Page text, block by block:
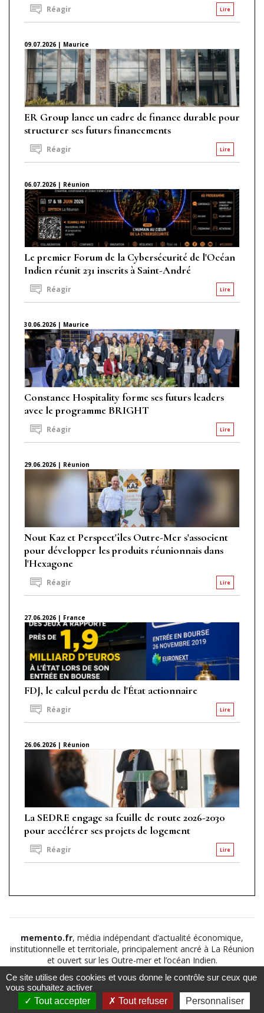
Lire
Réagir
09.07.2026 | Maurice
ER Group lance un cadre de finance durable pour
structurer ses futurs financements
Lire
Réagir
06.07.2026 | Réunion
Le premier Forum de la Cybersécurité de l'Océan
Indien réunit 231 inscrits à Saint-André
Lire
Réagir
30.06.2026 | Maurice
Constance Hospitality forme ses futurs leaders
avec le programme BRIGHT
Lire
Réagir
29.06.2026 | Réunion
Nout Kaz et Perspect'îles Outre-Mer s'associent
pour développer les produits réunionnais dans
l'Hexagone
Lire
Réagir
27.06.2026 | France
FDJ, le calcul perdu de l'État actionnaire
Lire
Réagir
26.06.2026 | Réunion
La SEDRE engage sa feuille de route 2026-2030
pour accélérer ses projets de logement
Lire
Réagir
memento.fr, média indépendant d’actualité économique,
institutionnelle et territoriale, principalement ancré à La Réunion
et ouvert sur les Outre-mer et l’océan Indien.
©2026
Mémento
Suivez nous sur Notice légale
Politique de
confidentialité-CGV-CGU
Ce site utilise des cookies et vous donne le contrôle sur ceux que
vous souhaitez activer
Tout accepter
Tout refuser
Personnaliser